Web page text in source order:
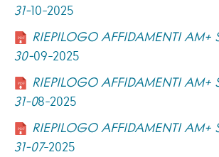
31-10-2025
RIEPILOGO AFFIDAMENTI AM+
30-09-2025
RIEPILOGO AFFIDAMENTI AM+
31-08-2025
RIEPILOGO AFFIDAMENTI AM+
31-07-2025